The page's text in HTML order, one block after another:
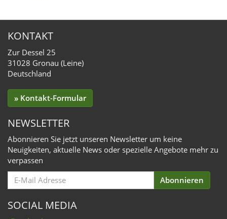
KONTAKT
Zur Dessel 25
31028 Gronau (Leine)
Deutschland
» Kontakt-Formular
NEWSLETTER
Abonnieren Sie jetzt unseren Newsletter um keine
Neuigkeiten, aktuelle News oder spezielle Angebote mehr zu
verpassen
Email
for
Abonnieren
SOCIAL MEDIA